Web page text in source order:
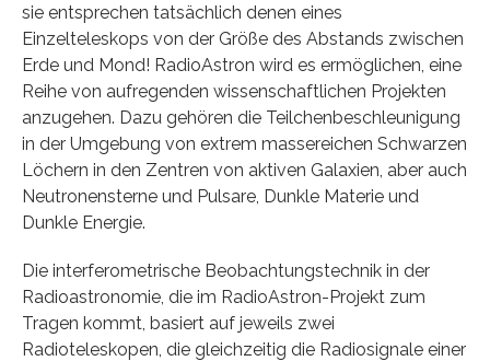
sie entsprechen tatsächlich denen eines
Einzelteleskops von der Größe des Abstands zwischen
Erde und Mond! RadioAstron wird es ermöglichen, eine
Reihe von aufregenden wissenschaftlichen Projekten
anzugehen. Dazu gehören die Teilchenbeschleunigung
in der Umgebung von extrem massereichen Schwarzen
Löchern in den Zentren von aktiven Galaxien, aber auch
Neutronensterne und Pulsare, Dunkle Materie und
Dunkle Energie.
Die interferometrische Beobachtungstechnik in der
Radioastronomie, die im RadioAstron-Projekt zum
Tragen kommt, basiert auf jeweils zwei
Radioteleskopen, die gleichzeitig die Radiosignale einer